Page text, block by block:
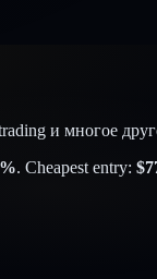
и многое
%. Cheapest entry: $